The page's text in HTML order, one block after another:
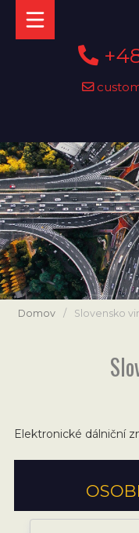
Domov / Slovensko
Elektronické dálniční